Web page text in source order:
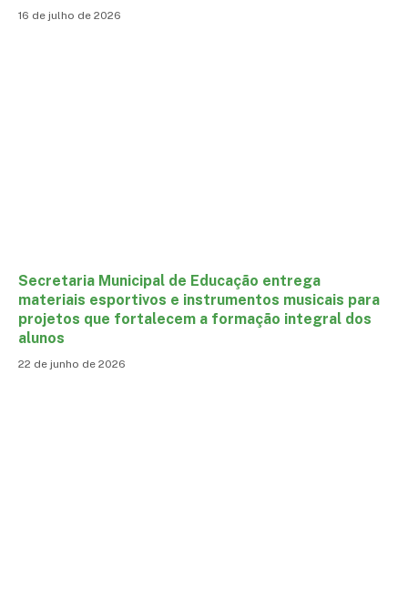
16 de julho de 2026
Secretaria Municipal de Educação entrega
materiais esportivos e instrumentos musicais para
projetos que fortalecem a formação integral dos
alunos
22 de junho de 2026